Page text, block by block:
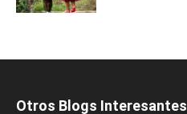
Otros Blogs Interesantes